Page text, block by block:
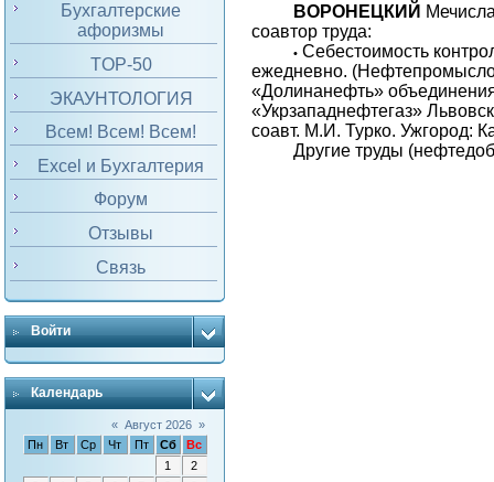
Бухгалтерские
афоризмы
TOP-50
ЭКАУНТОЛОГИЯ
Всем! Всем! Всем!
Excel и Бухгалтерия
Форум
Отзывы
Связь
Войти
Календарь
« Август 2026 »
Пн
Вт Ср Чт Пт Сб
Вс
1
2
ВОРОНЕЦКИЙ
соавтор труда:
• Себестоимость
ежедневно.
«Долинанефть»
«Укрзападнефтегаз»
соавт. М.И. Турко. Ужгород:
Другие труды